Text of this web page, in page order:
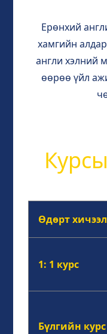
Ерөнхий
хамгийн
англи хэлний
өөрөө үйл
Өдөрт
1: 1 курс
Бүлгийн курс